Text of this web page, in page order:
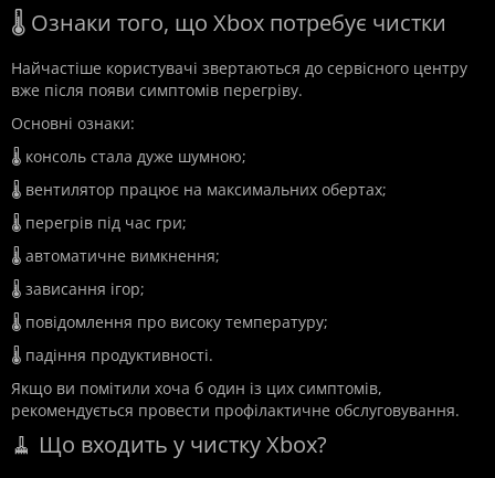
🌡️ Ознаки того, що Xbox потребує чистки
Найчастіше користувачі звертаються до сервісного центру
вже після появи симптомів перегріву.
Основні ознаки:
🌡️ консоль стала дуже шумною;
🌡️ вентилятор працює на максимальних обертах;
🌡️ перегрів під час гри;
🌡️ автоматичне вимкнення;
🌡️ зависання ігор;
🌡️ повідомлення про високу температуру;
🌡️ падіння продуктивності.
Якщо ви помітили хоча б один із цих симптомів,
рекомендується провести профілактичне обслуговування.
🧹 Що входить у чистку Xbox?